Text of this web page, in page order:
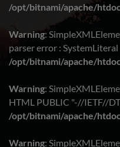
/opt/bitnami/apache/
Warning:
parser error :
/opt/bitnami/apache/
Warning:
HTML PUBLIC "-//IETF//
/opt/bitnami/apache/
Warning: